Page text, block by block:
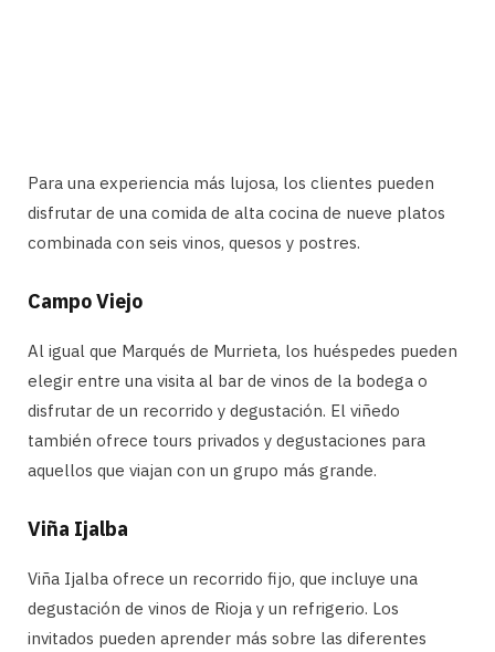
Para una experiencia más lujosa, los clientes pueden
disfrutar de una comida de alta cocina de nueve platos
combinada con seis vinos, quesos y postres.
Campo Viejo
Al igual que Marqués de Murrieta, los huéspedes pueden
elegir entre una visita al bar de vinos de la bodega o
disfrutar de un recorrido y degustación. El viñedo
también ofrece tours privados y degustaciones para
aquellos que viajan con un grupo más grande.
Viña Ijalba
Viña Ijalba ofrece un recorrido fijo, que incluye una
degustación de vinos de Rioja y un refrigerio. Los
invitados pueden aprender más sobre las diferentes